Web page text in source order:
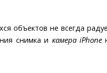
объектов не всегда
снимка и камера iPhone